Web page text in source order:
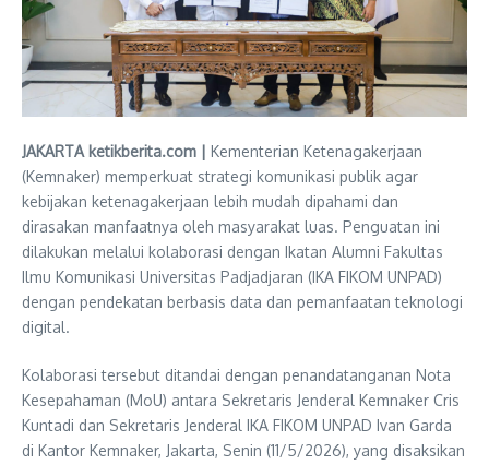
JAKARTA ketikberita.com | Kementerian Ketenagakerjaan
(Kemnaker) memperkuat strategi komunikasi publik agar
kebijakan ketenagakerjaan lebih mudah dipahami dan
dirasakan manfaatnya oleh masyarakat luas. Penguatan ini
dilakukan melalui kolaborasi dengan Ikatan Alumni Fakultas
Ilmu Komunikasi Universitas Padjadjaran (IKA FIKOM UNPAD)
dengan pendekatan berbasis data dan pemanfaatan teknologi
digital.
Kolaborasi tersebut ditandai dengan penandatanganan Nota
Kesepahaman (MoU) antara Sekretaris Jenderal Kemnaker Cris
Kuntadi dan Sekretaris Jenderal IKA FIKOM UNPAD Ivan Garda
di Kantor Kemnaker, Jakarta, Senin (11/5/2026), yang disaksikan